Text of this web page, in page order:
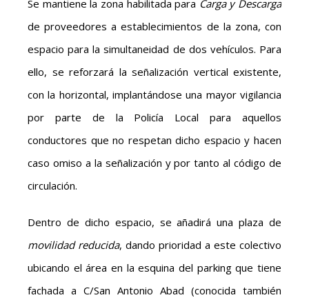
Se mantiene la zona habilitada para Carga y Descarga
de proveedores a establecimientos de la zona, con
espacio para la simultaneidad de dos vehículos. Para
ello, se reforzará la señalización vertical existente,
con la horizontal, implantándose una mayor vigilancia
por parte de la Policía Local para aquellos
conductores que no respetan dicho espacio y hacen
caso omiso a la señalización y por tanto al código de
circulación.
Dentro de dicho espacio, se añadirá una plaza de
movilidad reducida, dando prioridad a este colectivo
ubicando el área en la esquina del parking que tiene
fachada a C/San Antonio Abad (conocida también